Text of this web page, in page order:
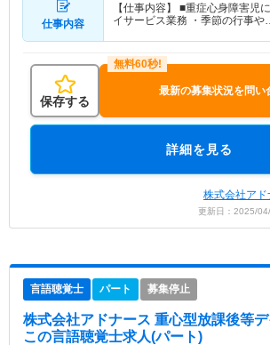
仕事内容
【仕事内容】 ■重症心身障害児
イサービス業務 ・季節の行事
保存する
最新の募集状況を問い
詳細を見る
株式会社ア
更新日：2025/
言語聴覚士 パート 募集停止
株式会社アドナース 重心型放課後等
こ の言語聴覚士求人(パート)